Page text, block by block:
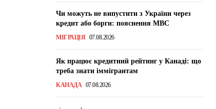
Чи можуть не випустити з України через
кредит або борги: пояснення МВС
МІГРАЦІЯ 07.08.2026
Як працює кредитний рейтинг у Канаді: що
треба знати іммігрантам
КАНАДА 07.08.2026